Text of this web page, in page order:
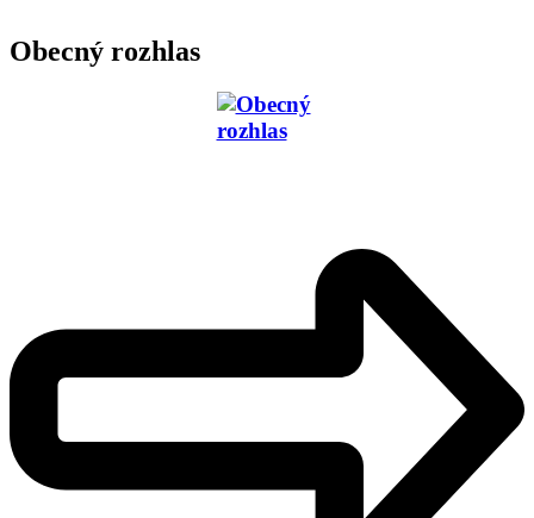
Obecný rozhlas